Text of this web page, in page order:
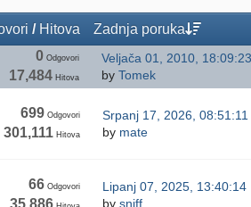
/ Hitova
Zadnja poruka
0 Odgovori
17,484 Hitova
Veljača 01, 2010, 18:09:23
byTomek
699Odgovori
301,111Hitova
Srpanj 17, 2026, 08:51:11
by mate
66Odgovori
35,886
Lipanj 07, 2025, 13:40:14
by sniff